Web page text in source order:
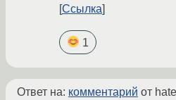
Ссылка
1
Ответ на: комментарий от